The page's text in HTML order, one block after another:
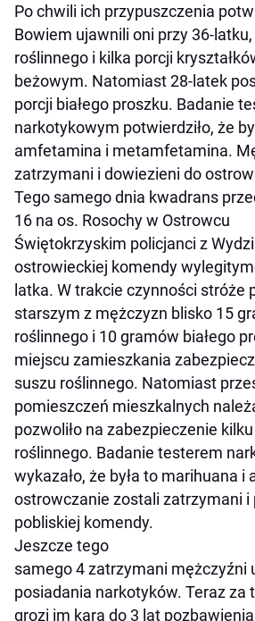
Po chwili ich przypuszczenia
Bowiem ujawnili oni przy 36-
roślinnego i kilka porcji
beżowym. Natomiast 28-latek
porcji białego proszku. Badanie
narkotykowym potwierdziło, że
amfetamina i metamfetamina.
zatrzymani i dowiezieni do
Tego samego dnia kwadrans
16 na os. Rosochy w Ostrowcu
Świętokrzyskim policjanci z
ostrowieckiej komendy
latka. W trakcie czynności stróże
starszym z mężczyzn blisko 15
roślinnego i 10 gramów białego
miejscu zamieszkania
suszu roślinnego. Natomiast
pomieszczeń mieszkalnych
pozwoliło na zabezpieczenie
roślinnego. Badanie testerem
wykazało, że była to marihuana i
ostrowczanie zostali zatrzymani i
pobliskiej komendy.
Jeszcze tego
samego 4 zatrzymani mężczyźni
posiadania narkotyków. Teraz za
grozi im kara do 3 lat